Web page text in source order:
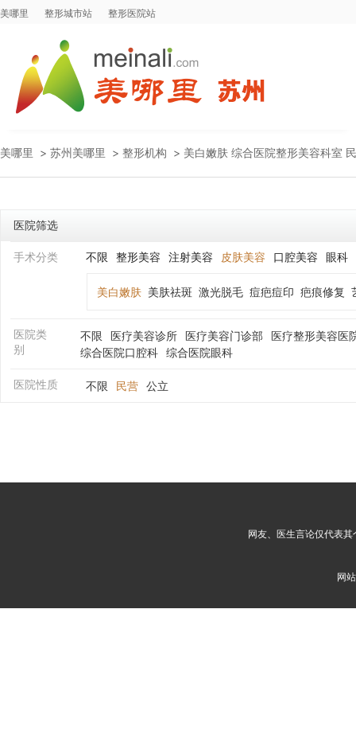
美哪里 整形城市站 整形医院站
美哪里 > 苏州美哪里 > 整形机构 > 美白嫩肤 综合医院整形美容科室
医院筛选
手术分类 不限 整形美容 注射美容 皮肤美容 口腔美容 眼科
美白嫩肤 美肤祛斑 激光脱毛 痘疤痘印 疤痕修复
医院类
别
不限 医疗美容诊所 医疗美容门诊部
医疗整形美容医
综合医院口腔科
综合医院眼科
医院性质 不限 民营 公立
网友、医生言论仅代表
网